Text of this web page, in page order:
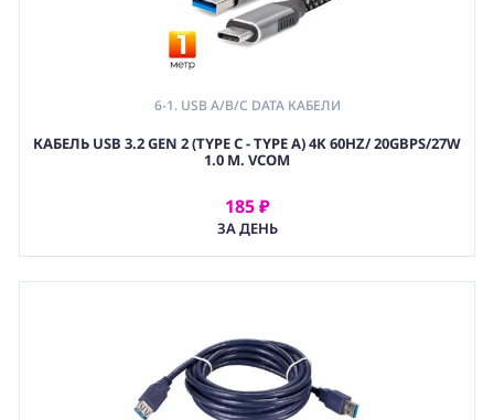
6-1. USB A/B/C DATA КАБЕЛИ
КАБЕЛЬ USB 3.2 GEN 2 (TYPE C - TYPE A) 4K 60HZ/ 20GBPS/27W
1.0 М. VCOM
185 ₽
ЗА ДЕНЬ
АРЕНДОВАТЬ